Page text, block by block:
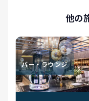
他の
バー・ラウンジ